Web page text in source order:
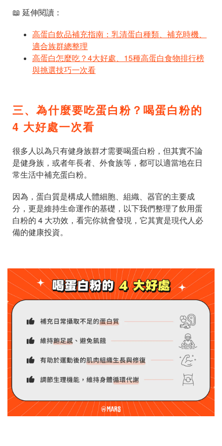
📖 延伸閱讀：
高蛋白飲品補充指南：乳清蛋白種類、補充時機、
適合族群總整理
高蛋白怎麼吃？4大好處、15種高蛋白食物排行榜
與挑選技巧一次看
三、為什麼要吃蛋白粉？喝蛋白粉的
4 大好處一次看
很多人以為只有健身族群才需要喝蛋白粉，但其實不論
是健身族，或者年長者、外食族等，都可以適當地在日
常生活中補充蛋白粉。
因為，蛋白質是構成人體細胞、組織、器官的主要成
分，更是維持生命運作的基礎，以下我們整理了飲用蛋
白粉的 4 大功效，看完你就會發現，它其實是現代人必
備的健康投資。